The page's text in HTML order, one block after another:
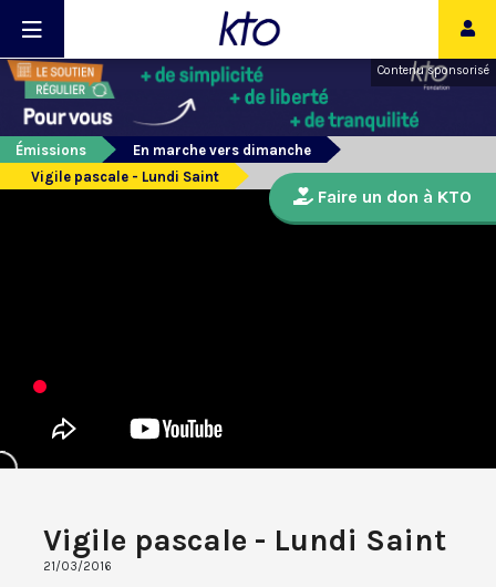
Contenu sponsorisé
Émissions
En marche vers dimanche
Vigile pascale - Lundi Saint
Vigile pascale - Lundi Saint
21/03/2016
Faire un don à KTO